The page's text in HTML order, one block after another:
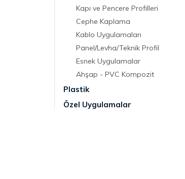
Kapı ve Pencere Profilleri
Cephe Kaplama
Kablo Uygulamaları
Panel/Levha/Teknik Profil
Esnek Uygulamalar
Ahşap - PVC Kompozit
Plastik
Özel Uygulamalar